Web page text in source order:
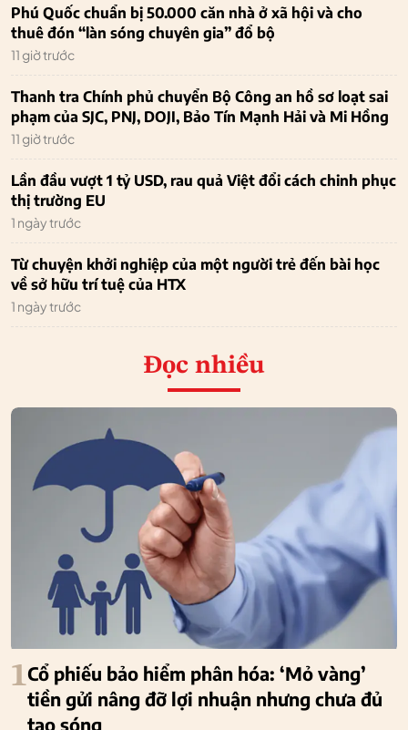
Phú Quốc chuẩn bị 50.000 căn nhà ở xã hội và cho
thuê đón “làn sóng chuyên gia” đổ bộ
11 giờ trước
Thanh tra Chính phủ chuyển Bộ Công an hồ sơ loạt sai
phạm của SJC, PNJ, DOJI, Bảo Tín Mạnh Hải và Mi Hồng
11 giờ trước
Lần đầu vượt 1 tỷ USD, rau quả Việt đổi cách chinh phục
thị trường EU
1 ngày trước
Từ chuyện khởi nghiệp của một người trẻ đến bài học
về sở hữu trí tuệ của HTX
1 ngày trước
Đọc nhiều
1Cổ phiếu bảo hiểm phân hóa: ‘Mỏ vàng’
tiền gửi nâng đỡ lợi nhuận nhưng chưa đủ
tạo sóng